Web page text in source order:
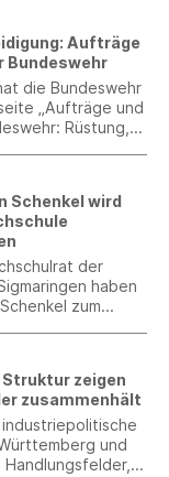
Aufträge
Bundeswehr
die Bundeswehr
„Aufträge und
Rüstung,
der
Schenkel wird
der
haben
zum
zeigen
zusammenhält
und